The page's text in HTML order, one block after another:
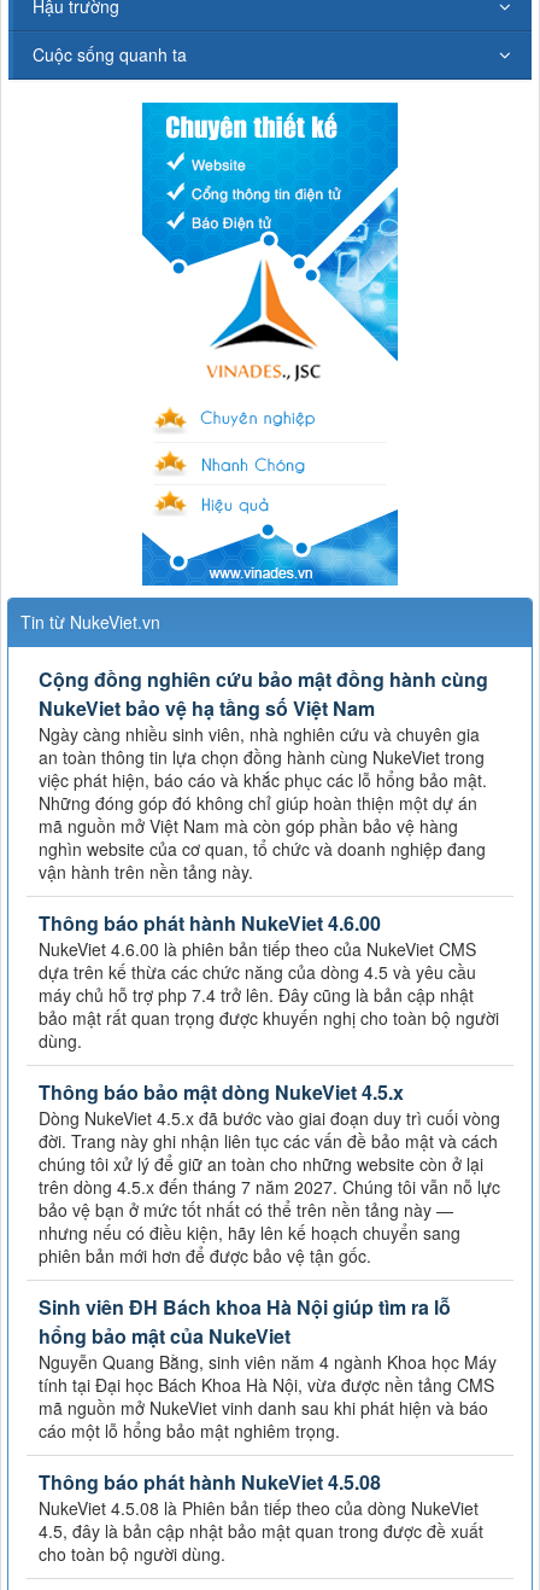
Hậu trường
Cuộc sống quanh ta
Tin từ NukeViet.vn
Cộng đồng nghiên cứu bảo mật đồng hành cùng
NukeViet bảo vệ hạ tầng số Việt Nam
Ngày càng nhiều sinh viên, nhà nghiên cứu và chuyên gia
an toàn thông tin lựa chọn đồng hành cùng NukeViet trong
việc phát hiện, báo cáo và khắc phục các lỗ hổng bảo mật.
Những đóng góp đó không chỉ giúp hoàn thiện một dự án
mã nguồn mở Việt Nam mà còn góp phần bảo vệ hàng
nghìn website của cơ quan, tổ chức và doanh nghiệp đang
vận hành trên nền tảng này.
Thông báo phát hành NukeViet 4.6.00
NukeViet 4.6.00 là phiên bản tiếp theo của NukeViet CMS
dựa trên kế thừa các chức năng của dòng 4.5 và yêu cầu
máy chủ hỗ trợ php 7.4 trở lên. Đây cũng là bản cập nhật
bảo mật rất quan trọng được khuyến nghị cho toàn bộ người
dùng.
Thông báo bảo mật dòng NukeViet 4.5.x
Dòng NukeViet 4.5.x đã bước vào giai đoạn duy trì cuối vòng
đời. Trang này ghi nhận liên tục các vấn đề bảo mật và cách
chúng tôi xử lý để giữ an toàn cho những website còn ở lại
trên dòng 4.5.x đến tháng 7 năm 2027. Chúng tôi vẫn nỗ lực
bảo vệ bạn ở mức tốt nhất có thể trên nền tảng này —
nhưng nếu có điều kiện, hãy lên kế hoạch chuyển sang
phiên bản mới hơn để được bảo vệ tận gốc.
Sinh viên ĐH Bách khoa Hà Nội giúp tìm ra lỗ
hổng bảo mật của NukeViet
Nguyễn Quang Bằng, sinh viên năm 4 ngành Khoa học Máy
tính tại Đại học Bách Khoa Hà Nội, vừa được nền tảng CMS
mã nguồn mở NukeViet vinh danh sau khi phát hiện và báo
cáo một lỗ hổng bảo mật nghiêm trọng.
Thông báo phát hành NukeViet 4.5.08
NukeViet 4.5.08 là Phiên bản tiếp theo của dòng NukeViet
4.5, đây là bản cập nhật bảo mật quan trong được đề xuất
cho toàn bộ người dùng.